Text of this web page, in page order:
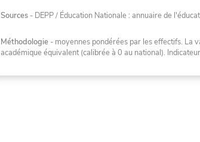
Sources - DEPP / Éducation Nationale : annuaire de
Méthodologie - moyennes pondérées par les effectifs. La
académique équivalent (calibrée à 0 au national).